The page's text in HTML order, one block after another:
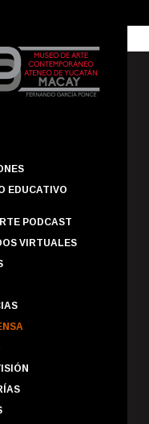
EDUCATIVO
PODCAST
VIRTUALES